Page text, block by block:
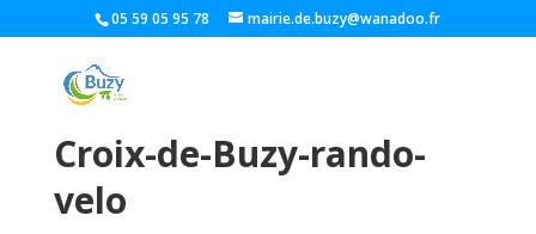
05 59 05 95 78 mairie.de.buzy@wanadoo.fr
Croix-de-Buzy-rando-
velo